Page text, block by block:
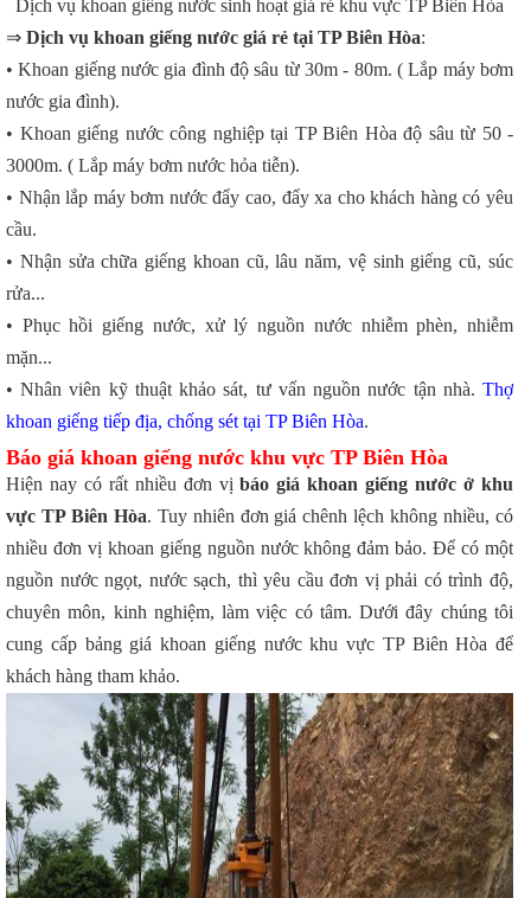
Dịch vụ khoan giếng nước sinh hoạt giá rẻ khu vực TP Biên Hòa
⇒ Dịch vụ khoan giếng nước giá rẻ tại TP Biên Hòa:
• Khoan giếng nước gia đình độ sâu từ 30m - 80m. ( Lắp máy bơm
nước gia đình).
• Khoan giếng nước công nghiệp tại TP Biên Hòa độ sâu từ 50 -
3000m. ( Lắp máy bơm nước hỏa tiễn).
• Nhận lắp máy bơm nước đẩy cao, đẩy xa cho khách hàng có yêu
cầu.
• Nhận sửa chữa giếng khoan cũ, lâu năm, vệ sinh giếng cũ, súc
rửa...
• Phục hồi giếng nước, xử lý nguồn nước nhiễm phèn, nhiễm
mặn...
• Nhân viên kỹ thuật khảo sát, tư vấn nguồn nước tận nhà. Thợ
khoan giếng tiếp địa, chống sét tại TP Biên Hòa.
Báo giá khoan giếng nước khu vực TP Biên Hòa
Hiện nay có rất nhiều đơn vịbáo giá khoan giếng nước ở khu
vực TP Biên Hòa. Tuy nhiên đơn giá chênh lệch không nhiều, có
nhiều đơn vị khoan giếng nguồn nước không đảm bảo. Để có một
nguồn nước ngọt, nước sạch, thì yêu cầu đơn vị phải có trình độ,
chuyên môn, kinh nghiệm, làm việc có tâm. Dưới đây chúng tôi
cung cấp bảng giá khoan giếng nước khu vực TP Biên Hòa để
khách hàng tham khảo.